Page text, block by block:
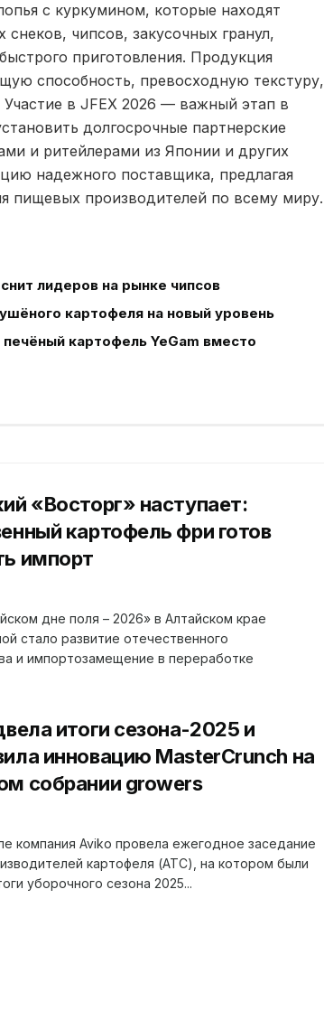
с куркумином, которые находят
чипсов, закусочных гранул,
приготовления. Продукция
способность, превосходную текстуру,
в JFEX 2026 — важный этап в
долгосрочные партнерские
и ритейлерами из Японии и других
надежного поставщика, предлагая
пищевых производителей по всему миру.
лидеров на рынке чипсов
картофеля на новый уровень
картофель YeGam вместо
«Восторг» наступает:
картофель фри готов
импорт
дне поля – 2026» в Алтайском крае
стало развитие отечественного
и импортозамещение в переработке
итоги сезона-2025 и
инновацию MasterCrunch на
собрании growers
компания Aviko провела ежегодное заседание
картофеля (ATC), на котором были
уборочного сезона 2025...